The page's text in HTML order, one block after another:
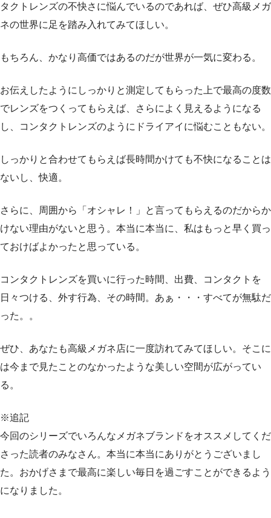
タクトレンズの不快さに悩んでいるのであれば、ぜひ高級メガ
ネの世界に足を踏み入れてみてほしい。
もちろん、かなり高価ではあるのだが世界が一気に変わる。
お伝えしたようにしっかりと測定してもらった上で最高の度数
でレンズをつくってもらえば、さらによく見えるようになる
し、コンタクトレンズのようにドライアイに悩むこともない。
しっかりと合わせてもらえば長時間かけても不快になることは
ないし、快適。
さらに、周囲から「オシャレ！」と言ってもらえるのだからか
けない理由がないと思う。本当に本当に、私はもっと早く買っ
ておけばよかったと思っている。
コンタクトレンズを買いに行った時間、出費、コンタクトを
日々つける、外す行為、その時間。あぁ・・・すべてが無駄だ
った。。
ぜひ、あなたも高級メガネ店に一度訪れてみてほしい。そこに
は今まで見たことのなかったような美しい空間が広がってい
る。
※追記
今回のシリーズでいろんなメガネブランドをオススメしてくだ
さった読者のみなさん。本当に本当にありがとうございまし
た。おかげさまで最高に楽しい毎日を過ごすことができるよう
になりました。